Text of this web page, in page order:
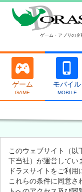
ゲーム・アプリの
ゲーム
GAME
モバイル
MOBILE
このウェブサイト（以
下当社）が運営してい
ドラスサイトをご利用
これらの条件に同意さ